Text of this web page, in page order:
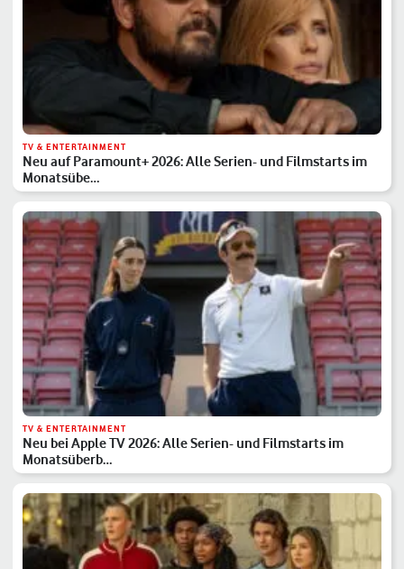
TV & ENTERTAINMENT
Neu auf Paramount+ 2026: Alle Serien- und Filmstarts im
Monatsübe…
TV & ENTERTAINMENT
Neu bei Apple TV 2026: Alle Serien- und Filmstarts im
Monatsüberb…